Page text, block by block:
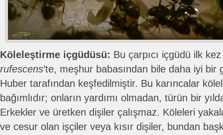
Köleleştirme içgüdüsü: Bu çarpıcı içgüdü ilk
rufescens’te, meşhur babasından bile daha iyi bir
Huber tarafından keşfedilmiştir. Bu karıncalar
bağımlıdır; onların yardımı olmadan, türün bir
Erkekler ve üretken dişiler çalışmaz. Köleleri
ve cesur olan işçiler veya kısır dişiler, bundan